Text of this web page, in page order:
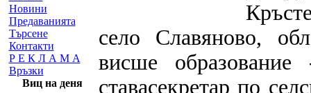
Новини
Предаванията
Търсене
Контакти
Р Е К Л А М А
Връзки
Виц на деня
село Славяново,
висше
ставасекретар по